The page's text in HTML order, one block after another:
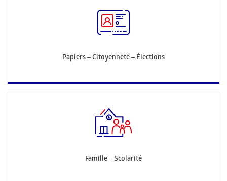
Papiers – Citoyenneté – Élections
Famille – Scolarité